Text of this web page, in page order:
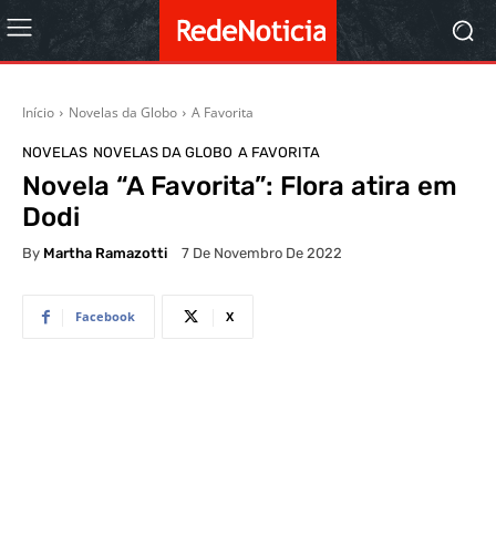
Início Novelas da Globo A Favorita
NOVELAS NOVELAS DA GLOBO A FAVORITA
Novela “A Favorita”: Flora atira em
Dodi
By Martha Ramazotti 7 De Novembro De 2022
Facebook X